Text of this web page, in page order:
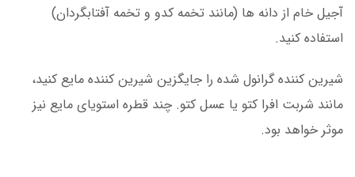
آجیل خام از دانه ها (مانند تخمه کدو و تخمه آفتابگردان)
استفاده کنید.
شیرین کننده گرانول شده را جایگزین شیرین کننده مایع کنید،
مانند شربت افرا کتو یا عسل کتو. چند قطره استویای مایع نیز
موثر خواهد بود.